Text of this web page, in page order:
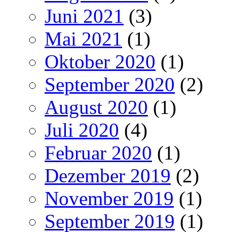
Juni 2021 (3)
Mai 2021 (1)
Oktober 2020 (1)
September 2020 (2)
August 2020 (1)
Juli 2020 (4)
Februar 2020 (1)
Dezember 2019 (2)
November 2019 (1)
September 2019 (1)